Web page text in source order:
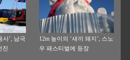
사’, 남극
진
12m 높이의 ‘새끼 돼지’, 스노
우 패스티벌에 등장